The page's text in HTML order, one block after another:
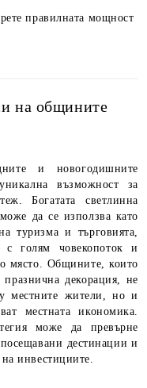
правилната мощност
на общините
и новогодишните
възможност за
Богатата светлинна
да се използва като
туризма и търговията,
с голям човекопоток и
място. Общините, които
декорация, не
у местните жители, но и
местната икономика.
може да превърне
дестинации и
инвестициите.